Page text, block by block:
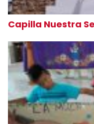
Capilla Nuestra